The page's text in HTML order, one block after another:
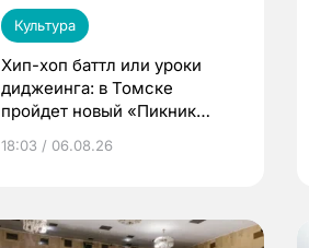
Культура
Хип-хоп баттл или уроки
диджеинга: в Томске
пройдет новый «Пикник
18:03 / 06.08.26